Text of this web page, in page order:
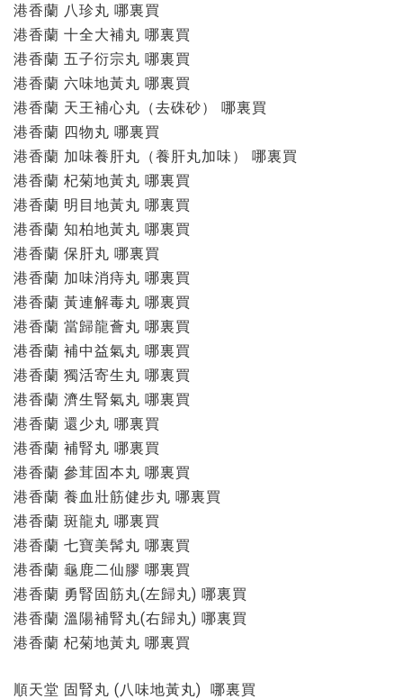
港香蘭 八珍丸 哪裏買
港香蘭 十全大補丸 哪裏買
港香蘭 五子衍宗丸 哪裏買
港香蘭 六味地黃丸 哪裏買
港香蘭 天王補心丸（去硃砂） 哪裏買
港香蘭 四物丸 哪裏買
港香蘭 加味養肝丸（養肝丸加味） 哪裏買
港香蘭 杞菊地黃丸 哪裏買
港香蘭 明目地黃丸 哪裏買
港香蘭 知柏地黃丸 哪裏買
港香蘭 保肝丸 哪裏買
港香蘭 加味消痔丸 哪裏買
港香蘭 黃連解毒丸 哪裏買
港香蘭 當歸龍薈丸 哪裏買
港香蘭 補中益氣丸 哪裏買
港香蘭 獨活寄生丸 哪裏買
港香蘭 濟生腎氣丸 哪裏買
港香蘭 還少丸 哪裏買
港香蘭 補腎丸 哪裏買
港香蘭 參茸固本丸 哪裏買
港香蘭 養血壯筋健步丸 哪裏買
港香蘭 斑龍丸 哪裏買
港香蘭 七寶美髯丸 哪裏買
港香蘭 龜鹿二仙膠 哪裏買
港香蘭 勇腎固筋丸(左歸丸) 哪裏買
港香蘭 溫陽補腎丸(右歸丸) 哪裏買
港香蘭 杞菊地黃丸 哪裏買
順天堂 固腎丸 (八味地黃丸) 哪裏買